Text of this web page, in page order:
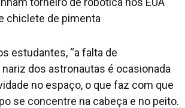
estudantes, “a falta de
dos astronautas é ocasionada
no espaço, o que faz com que
se concentre na cabeça e no peito.